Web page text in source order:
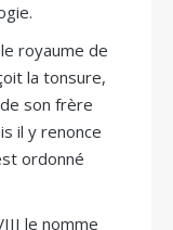
royaume de
la tonsure,
son frère
il y renonce
ordonné
le nomme